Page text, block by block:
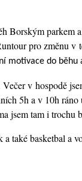
Borským parkem
pro změnu v
motivace do běhu
v hospodě
5h a v 10h ráno
jsem tam i trochu
také basketbal a